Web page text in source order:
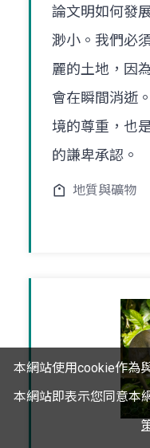
論文明如何發
渺小。我們必
麗的土地，因
會在瞬間消逝
境的尊重，也
的謙卑承認。
地質與礦物
本網站使用cookie作為
本網站即表示您同意本